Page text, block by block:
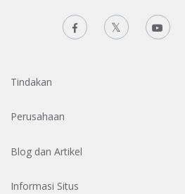
Tindakan
Perusahaan
Blog dan Artikel
Informasi Situs